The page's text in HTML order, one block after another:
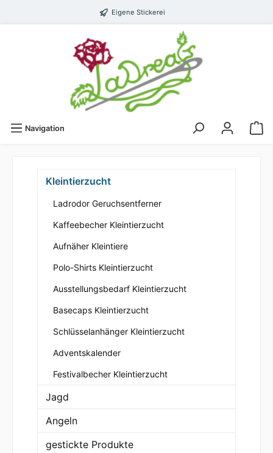
Eigene Stickerei
Navigation
Kleintierzucht
Ladrodor Geruchsentferner
Kaffeebecher Kleintierzucht
Aufnäher Kleintiere
Polo-Shirts Kleintierzucht
Ausstellungsbedarf Kleintierzucht
Basecaps Kleintierzucht
Schlüsselanhänger Kleintierzucht
Adventskalender
Festivalbecher Kleintierzucht
Jagd
Angeln
gestickte Produkte